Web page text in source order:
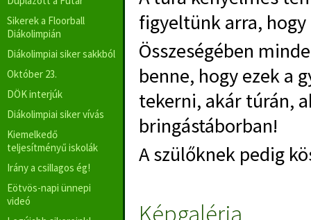
Sikerek a Floorball
Diákolimpián
Diákolimpiai siker sakkból
Október 23.
DÖK interjúk
Diákolimpiai siker vívás
Kiemelkedő
teljesítményű iskolák
Irány a csillagos ég!
Eötvös-napi ünnepi
videó
figyeltünk arra,
Összeségében
benne, hogy ezek a
tekerni, akár túrán,
bringástáborban!
A szülőknek pedig
Képgaléria